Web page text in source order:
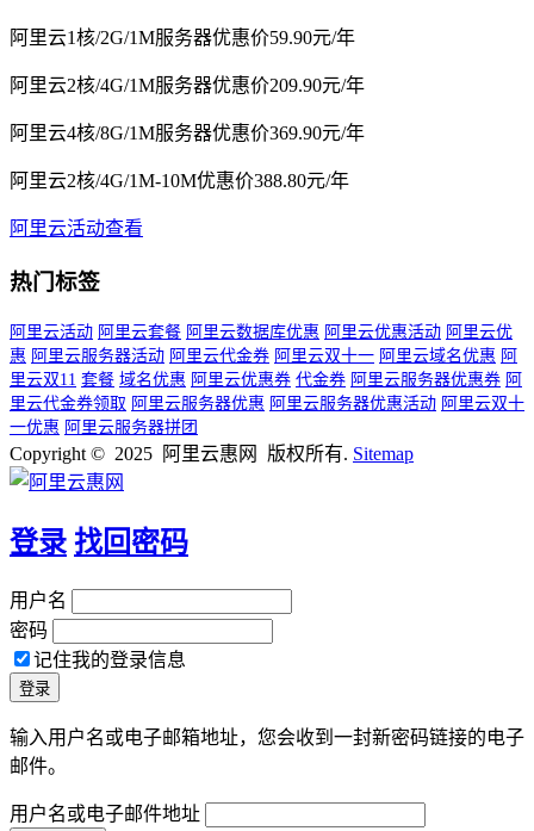
阿里云1核/2G/1M服务器优惠价59.90元/年
阿里云2核/4G/1M服务器优惠价209.90元/年
阿里云4核/8G/1M服务器优惠价369.90元/年
阿里云2核/4G/1M-10M优惠价388.80元/年
阿里云活动查看
热门标签
阿里云活动 阿里云套餐 阿里云数据库优惠 阿里云优惠活动 阿里云优
惠 阿里云服务器活动 阿里云代金券 阿里云双十一 阿里云域名优惠 阿
里云双11 套餐 域名优惠 阿里云优惠券 代金券 阿里云服务器优惠券 阿
里云代金券领取 阿里云服务器优惠 阿里云服务器优惠活动 阿里云双十
一优惠 阿里云服务器拼团
Copyright © 2025 阿里云惠网 版权所有. Sitemap
登录 找回密码
用户名
密码
记住我的登录信息
输入用户名或电子邮箱地址，您会收到一封新密码链接的电子
邮件。
用户名或电子邮件地址